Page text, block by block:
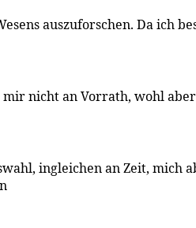
auszuforschen. Da ich
nicht an Vorrath, wohl
ingleichen an Zeit, mich